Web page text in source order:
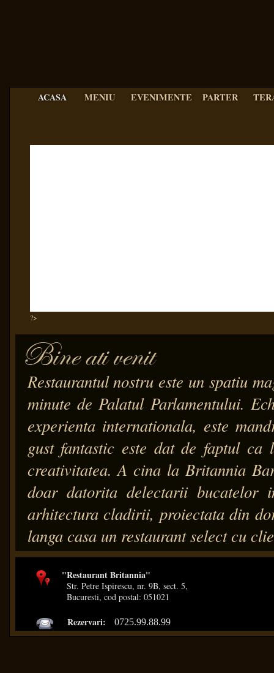
ACASA MENIU EVENIMENTE PARTER
?>
Restaurantul nostru este un spatiu
minute de Palatul Parlamentului.
experienta internationala, este
gust fantastic este dat de faptul
creativitatea. A cina la Britannia
doar datorita delectarii bucatelor
arhitectura cladirii, proiectata din
langa casa un restaurant select cu
"Restaurant Britannia"
Str. Petre Ispirescu, nr. 9B, sect. 5,
Bucuresti, cod postal: 051021
Rezervari: 0725.99.88.99